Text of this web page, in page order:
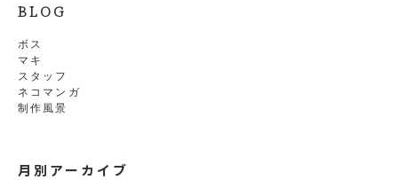
BLOG
ボス
マキ
スタッフ
ネコマンガ
制作風景
月別アーカイブ